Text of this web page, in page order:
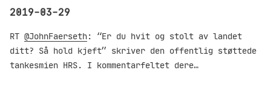
2019-03-29
RT @JohnFaerseth: “Er du hvit og stolt av landet
ditt? Så hold kjeft” skriver den offentlig støttede
tankesmien HRS. I kommentarfeltet dere…